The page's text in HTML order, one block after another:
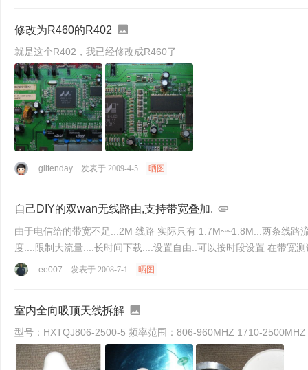
修改为R460的R402
就是这个R402，我已经修改成R460了
glltenday 发表于 2009-4-5 晒图
自己DIY的双wan无线路由,支持带宽叠加.
由于电信给的带宽不足...2M 线路 实际只有 1.7M~~1.8M...两条线路流量均衡! 可以自由设定 内网 拨号还是不拨号.....用户名...密码是网管设置,分配的.... 限速功能强大.....保证网页,游戏速
ee007 发表于 2008-7-1 晒图
室内全向吸顶天线拆解
型号：HXTQJ806-2500-5 频率范围：806-